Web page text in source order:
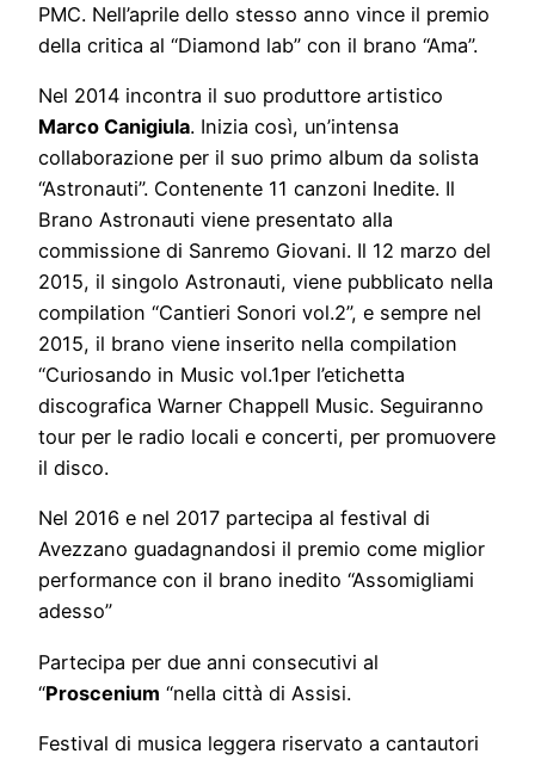
PMC. Nell’aprile dello stesso anno vince il premio
della critica al “Diamond lab” con il brano “Ama”.
Nel 2014 incontra il suo produttore artistico
Marco Canigiula. Inizia così, un’intensa
collaborazione per il suo primo album da solista
“Astronauti”. Contenente 11 canzoni Inedite. Il
Brano Astronauti viene presentato alla
commissione di Sanremo Giovani. Il 12 marzo del
2015, il singolo Astronauti, viene pubblicato nella
compilation “Cantieri Sonori vol.2”, e sempre nel
2015, il brano viene inserito nella compilation
“Curiosando in Music vol.1per l’etichetta
discografica Warner Chappell Music. Seguiranno
tour per le radio locali e concerti, per promuovere
il disco.
Nel 2016 e nel 2017 partecipa al festival di
Avezzano guadagnandosi il premio come miglior
performance con il brano inedito “Assomigliami
adesso”
Partecipa per due anni consecutivi al
“Proscenium “nella città di Assisi.
Festival di musica leggera riservato a cantautori